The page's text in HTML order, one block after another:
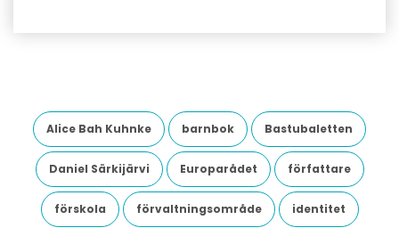
Alice Bah Kuhnke barnbok Bastubaletten
Daniel Särkijärvi Europarådet författare
förskola förvaltningsområde identitet